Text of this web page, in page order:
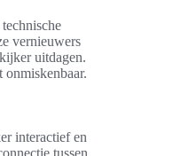
vernieuwers
uitdagen.
interactief en
tussen